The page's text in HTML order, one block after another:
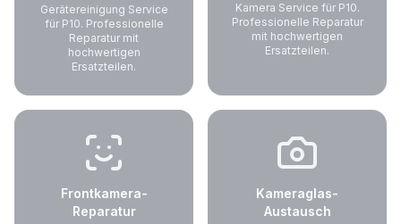
Gerätereinigung Service
für P10. Professionelle
Reparatur mit
hochwertigen
Ersatzteilen.
Kamera Service für P10.
Professionelle Reparatur
mit hochwertigen
Ersatzteilen.
Frontkamera-
Reparatur
Kameraglas-
Austausch